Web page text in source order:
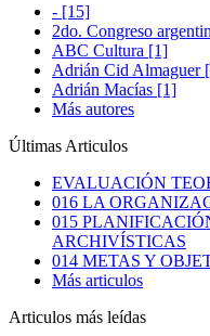
- [15]
2do. Congreso
ABC Cultura [1]
Adrián Cid Almaguer
Adrián Macías [1]
Más autores
Últimas Articulos
EVALUACIÓN
016 LA
015
ARCHIVÍSTICAS
014 METAS Y
Más articulos
Articulos más leídas